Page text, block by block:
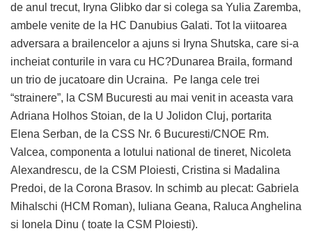
de anul trecut, Iryna Glibko dar si colega sa Yulia Zaremba,
ambele venite de la HC Danubius Galati. Tot la viitoarea
adversara a brailencelor a ajuns si Iryna Shutska, care si-a
incheiat conturile in vara cu HC?Dunarea Braila, formand
un trio de jucatoare din Ucraina. Pe langa cele trei
“strainere”, la CSM Bucuresti au mai venit in aceasta vara
Adriana Holhos Stoian, de la U Jolidon Cluj, portarita
Elena Serban, de la CSS Nr. 6 Bucuresti/CNOE Rm.
Valcea, componenta a lotului national de tineret, Nicoleta
Alexandrescu, de la CSM Ploiesti, Cristina si Madalina
Predoi, de la Corona Brasov. In schimb au plecat: Gabriela
Mihalschi (HCM Roman), Iuliana Geana, Raluca Anghelina
si Ionela Dinu ( toate la CSM Ploiesti).